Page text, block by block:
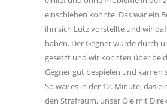
einschieben konnte. Das war ein
ihn sich Lutz vorstellte und wir
haben. Der Gegner wurde durch
gesetzt und wir konnten über
Gegner gut bespielen und kamen
So war es in der 12. Minute, das
den Strafraum, unser Ole mit